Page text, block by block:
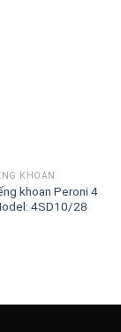
KHOAN
khoan Peroni 4
4SD10/28